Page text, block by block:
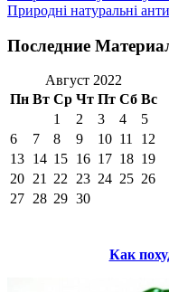
Природні натуральні
Последние
Август 2022
Пн Вт Ср Чт Пт Сб Вс
1
2 3 4
5
6
7 8 9 10 11
12
13 14 15 16 17 18 19
20 21 22 23 24 25 26
27 28 29 30
Как